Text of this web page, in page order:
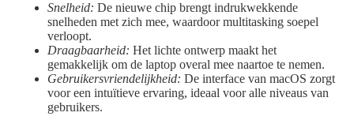
Snelheid: De nieuwe chip brengt indrukwekkende
snelheden met zich mee, waardoor multitasking soepel
verloopt.
Draagbaarheid: Het lichte ontwerp maakt het
gemakkelijk om de laptop overal mee naartoe te nemen.
Gebruikersvriendelijkheid: De interface van macOS zorgt
voor een intuïtieve ervaring, ideaal voor alle niveaus van
gebruikers.